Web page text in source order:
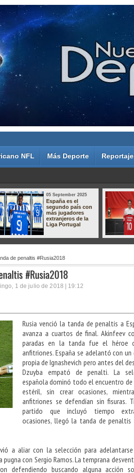
NFL Más Deporte
05 September 2025
España es el
segundo país con
más jugadores
extranjeros de la
Liga Portugal
de penaltis #Rusia2018
#Rusia2018
1 de julio de 2018 | 19:12
Rusia venció la tanda de penaltis a
avanza a cuartos de final. Akinfeev
paradas en la tanda fue el héroe
anfitriones. España se adelantó con un
propia de Ignashevich pero antes del
Dzuyba empató de penalti. La
española dominó todo el encuentro
estéril, sin crear ocasiones,
anfitriones se defendían sin fisuras.
partido que incluyó tiempo
ocasiones, llegó la tanda de penaltis
a aliar con la selección para
con Sergio Ramos. La temprana
defendiendo buscando alguna acción